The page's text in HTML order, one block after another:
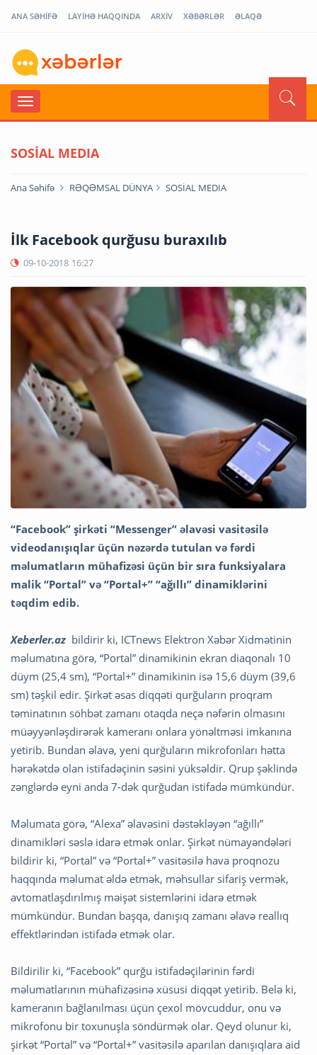
ANA SƏHİFƏ LAYİHƏ HAQQINDA ARXİV XƏBƏRLƏR ƏLAQƏ
SOSİAL MEDIA
Ana Səhifə RƏQƏMSAL DÜNYA SOSİAL MEDIA
İlk Facebook qurğusu buraxılıb
09-10-2018 16:27
“Facebook” şirkəti “Messenger” əlavəsi vasitəsilə
videodanışıqlar üçün nəzərdə tutulan və fərdi
məlumatların mühafizəsi üçün bir sıra funksiyalara
malik “Portal” və “Portal+” “ağıllı” dinamiklərini
təqdim edib.
Xeberler.az bildirir ki, ICTnews Elektron Xəbər Xidmətinin
məlumatına görə, “Portal” dinamikinin ekran diaqonalı 10
düym (25,4 sm), “Portal+” dinamikinin isə 15,6 düym (39,6
sm) təşkil edir. Şirkət əsas diqqəti qurğuların proqram
təminatının söhbət zamanı otaqda neçə nəfərin olmasını
müəyyənləşdirərək kameranı onlara yönəltməsi imkanına
yetirib. Bundan əlavə, yeni qurğuların mikrofonları hətta
hərəkətdə olan istifadəçinin səsini yüksəldir. Qrup şəklində
zənglərdə eyni anda 7-dək qurğudan istifadə mümkündür.
Məlumata görə, “Alexa” əlavəsini dəstəkləyən “ağıllı”
dinamikləri səslə idarə etmək onlar. Şirkət nümayəndələri
bildirir ki, “Portal” və “Portal+” vasitəsilə hava proqnozu
haqqında məlumat əldə etmək, məhsullar sifariş vermək,
avtomatlaşdırılmış məişət sistemlərini idarə etmək
mümkündür. Bundan başqa, danışıq zamanı əlavə reallıq
effektlərindən istifadə etmək olar.
Bildirilir ki, “Facebook” qurğu istifadəçilərinin fərdi
məlumatlarının mühafizəsinə xüsusi diqqət yetirib. Belə ki,
kameranın bağlanılması üçün çexol mövcuddur, onu və
mikrofonu bir toxunuşla söndürmək olar. Qeyd olunur ki,
şirkət “Portal” və “Portal+” vasitəsilə aparılan danışıqlara aid